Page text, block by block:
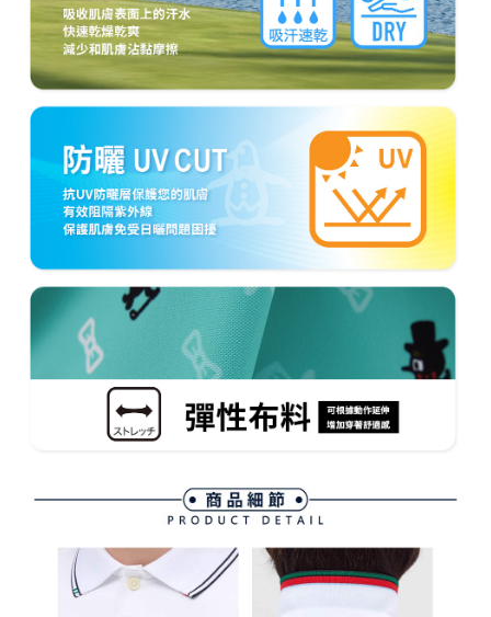
【注意事項】
１．透過由恩沛科技股份有限公司提供之「AFTEE先享後付」服務完成之交
易，需依本服務之必要範圍內提供個人資料，並將交易相關給付款項請求債
權轉讓予恩沛科技股份有限公司。
https://aftee.tw/terms/#terms3
３．未成年的使用者請事先徵得法定代理人或監護人之同意方可使用
「AFTEE先享後付」，若未經同意申辦者引起之損失，本公司不負相關責
４．使用「AFTEE先享後付」時，將依據個別帳號之用戶狀況，依本公司即
時審查核予不同之上限額度；若仍有額度不足之情形，本公司將視審查結果
請求用戶進行身份認證。
５．嚴禁一人註冊多個帳號或使用他人資訊註冊。若發現惡意使用之情形，
恩沛科技股份有限公司將有權停止該用戶之使用額度並採取法律行動。
7-11取貨付款
每筆NT$80，滿NT$2,000(含以上)免運費
付款後7-11取貨
每筆NT$80，滿NT$2,000(含以上)免運費
每筆NT$80，滿NT$2,000(含以上)免運費
離島宅配